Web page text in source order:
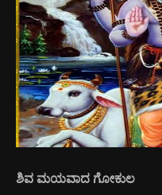
ಶಿವ ಮಯವಾದ ಗೋಕುಲ